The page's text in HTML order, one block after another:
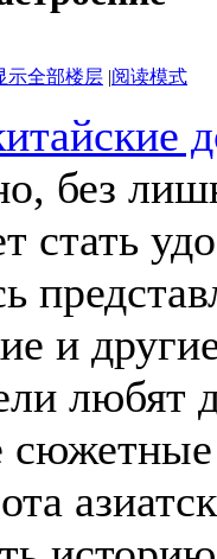
示全部楼层 |阅读模式
без
стать
и